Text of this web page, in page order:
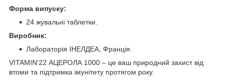
Форма випуску:
24 жувальні таблетки.
Виробник:
Лабораторія ІНЕЛДЕА, Франція.
VITAMIN'22 АЦЕРОЛА 1000 – це ваш природний захист від
втоми та підтримка імунітету протягом року.